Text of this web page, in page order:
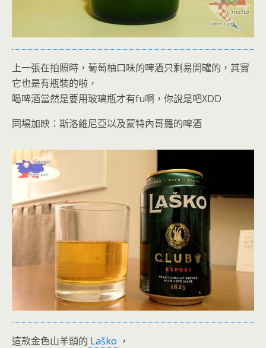
上一張在拍照時，葡萄柚口味的啤酒只剩易開罐的，其實
它也是有瓶裝的啦，
喝啤酒當然是要用玻璃瓶才有fu啊，你說是吧XDD
同場加映：斯洛維尼亞以及蒙特內哥羅的啤酒
這款金色山羊頭的 Laško ，